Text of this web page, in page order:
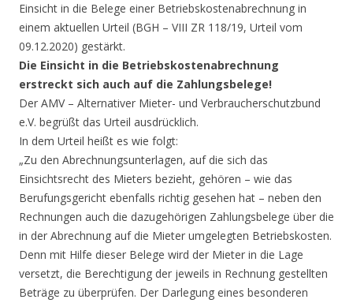
Einsicht in die Belege einer Betriebskostenabrechnung in
einem aktuellen Urteil (BGH – VIII ZR 118/19, Urteil vom
09.12.2020) gestärkt.
Die Einsicht in die Betriebskostenabrechnung
erstreckt sich auch auf die Zahlungsbelege!
Der AMV – Alternativer Mieter- und Verbraucherschutzbund
e.V. begrüßt das Urteil ausdrücklich.
In dem Urteil heißt es wie folgt:
„Zu den Abrechnungsunterlagen, auf die sich das
Einsichtsrecht des Mieters bezieht, gehören – wie das
Berufungsgericht ebenfalls richtig gesehen hat – neben den
Rechnungen auch die dazugehörigen Zahlungsbelege über die
in der Abrechnung auf die Mieter umgelegten Betriebskosten.
Denn mit Hilfe dieser Belege wird der Mieter in die Lage
versetzt, die Berechtigung der jeweils in Rechnung gestellten
Beträge zu überprüfen. Der Darlegung eines besonderen